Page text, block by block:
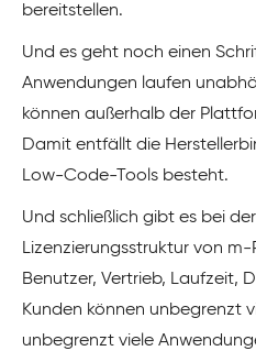
bereitstellen.
Und es geht noch einen
Anwendungen laufen
können außerhalb der
Damit entfällt die
Low-Code-Tools besteht.
Und schließlich gibt es bei
Lizenzierungsstruktur von
Benutzer, Vertrieb, Laufzeit,
Kunden können unbegrenzt
unbegrenzt viele